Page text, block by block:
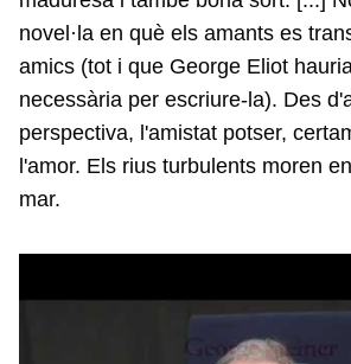
novel·la en què els amants es
amics (tot i que George Eliot
necessària per escriure-la). Des
perspectiva, l'amistat potser,
l'amor. Els rius turbulents moren
mar.